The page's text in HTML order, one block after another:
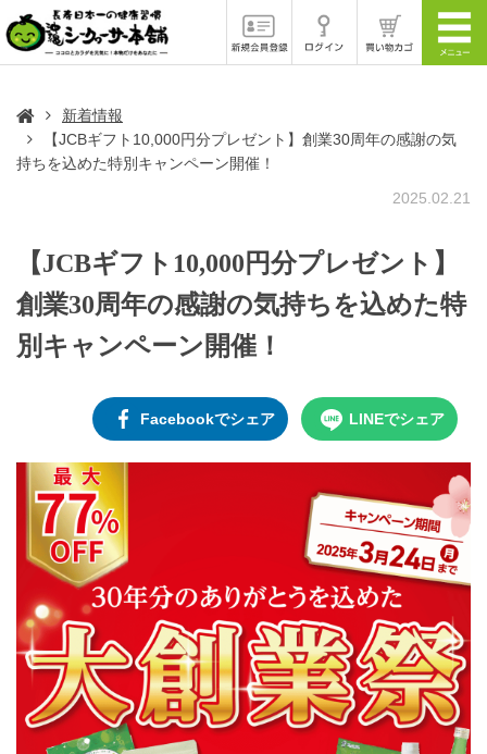
新着情報
【JCBギフト10,000円分プレゼント】創業30周年の感謝の気
持ちを込めた特別キャンペーン開催！
2025.02.21
【JCBギフト10,000円分プレゼント】
創業30周年の感謝の気持ちを込めた特
別キャンペーン開催！
Facebookでシェア LINEでシェア